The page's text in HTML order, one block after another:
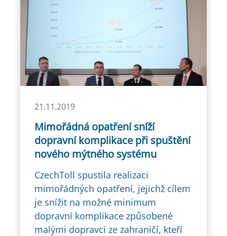
21.11.2019
Mimořádná opatření sníží
dopravní komplikace při spuštění
nového mýtného systému
CzechToll spustila realizaci
mimořádných opatření, jejichž cílem
je snížit na možné minimum
dopravní komplikace způsobené
malými dopravci ze zahraničí, kteří